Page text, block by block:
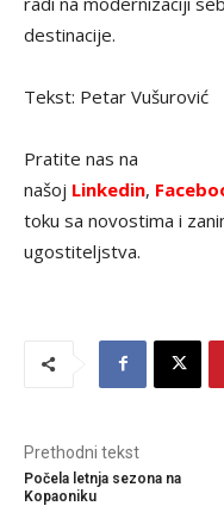
destinacije.
Tekst: Petar Vušurović
Pratite nas na
našoj Linkedin,
toku sa novostima i
ugostiteljstva.
Prethodni tekst
Počela letnja sezona na
Kopaoniku